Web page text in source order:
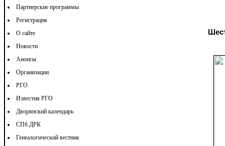
Партнерские программы
Регистрация
О сайте
Новости
Анонсы
Организации
РГО
Известия РГО
Дворянский календарь
СПб ДРК
Генеалогический вестник